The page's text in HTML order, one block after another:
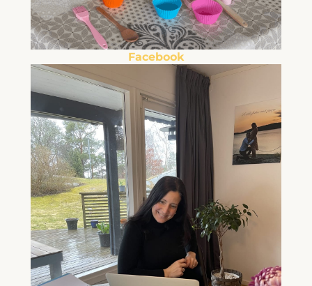
Facebook